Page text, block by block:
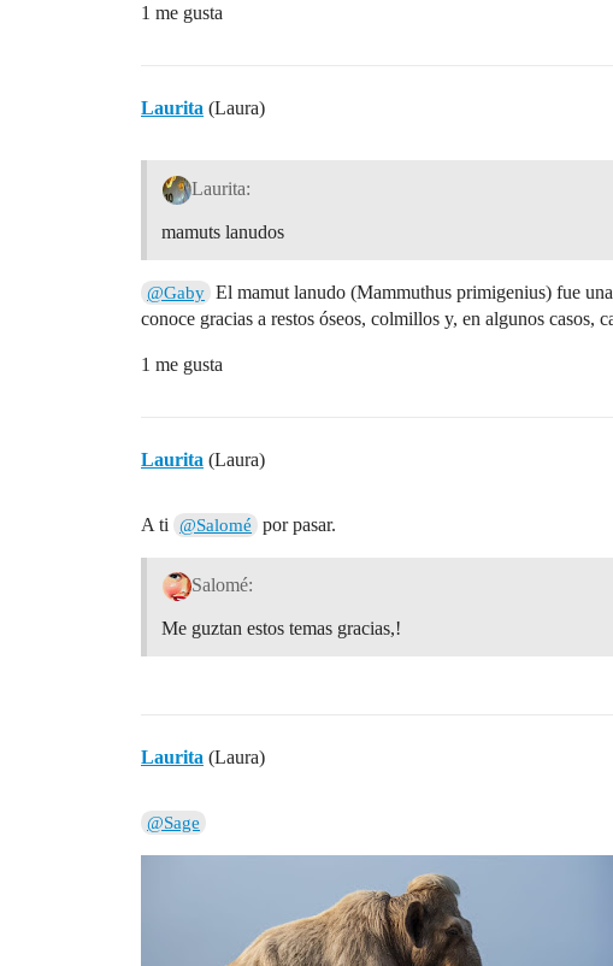
1 me gusta
Laurita (Laura)
Laurita:
mamuts lanudos
@Gaby El mamut lanudo (Mammuthus primigenius) fue
conoce gracias a restos óseos, colmillos y, en algunos
1 me gusta
Laurita (Laura)
A ti @Salomé por pasar.
Salomé:
Me guztan estos temas gracias,!
Laurita (Laura)
@Sage